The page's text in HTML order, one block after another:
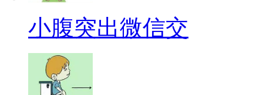
小腹突出微信交